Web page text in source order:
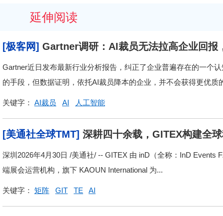
延伸阅读
[极客网] Gartner调研：AI裁员无法拉高企业回报
Gartner近日发布最新行业分析报告，纠正了企业普遍存在的一
的手段，但数据证明，依托AI裁员降本的企业，并不会获得更优
关键字： AI裁员 AI 人工智能
[美通社全球TMT] 深耕四十余载，GITEX构建全
深圳2026年4月30日 /美通社/ -- GITEX 由 inD（全称：InD
端展会运营机构，旗下 KAOUN International 为...
关键字： 矩阵 GIT TE AI